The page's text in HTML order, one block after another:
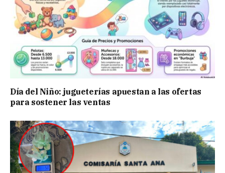
Día del Niño: jugueterías apuestan a las ofertas
para sostener las ventas